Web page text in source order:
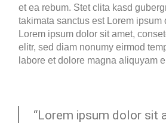
et ea rebum. Stet clita kasd
takimata sanctus est Lorem ipsum
Lorem ipsum dolor sit amet,
elitr, sed diam nonumy eirmod
labore et dolore magna aliquyam
“Lorem ipsum dolor sit